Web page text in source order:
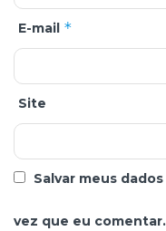
E-mail *
Site
Salvar meus
vez que eu comentar.